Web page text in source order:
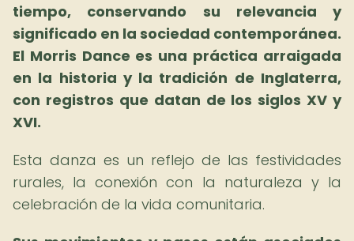
tiempo, conservando su relevancia y
significado en la sociedad contemporánea.
El Morris Dance es una práctica arraigada
en la historia y la tradición de Inglaterra,
con registros que datan de los siglos XV y
XVI.
Esta danza es un reflejo de las festividades
rurales, la conexión con la naturaleza y la
celebración de la vida comunitaria.